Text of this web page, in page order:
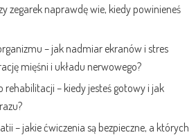
zegarek naprawdę wie, kiedy powinieneś
– jak nadmiar ekranów i stres
mięśni i układu nerwowego?
rehabilitacji – kiedy jesteś gotowy i jak
– jakie ćwiczenia są bezpieczne, a których